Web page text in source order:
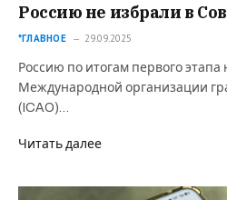
Россию не избрали в
*ГЛАВНОЕ 29.09.2025
Россию по итогам первого
Международной организации
(ICAO)…
Читать далее